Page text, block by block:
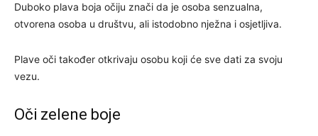
Duboko plava boja očiju znači da je osoba senzualna,
otvorena osoba u društvu, ali istodobno nježna i osjetljiva.
Plave oči također otkrivaju osobu koji će sve dati za svoju
vezu.
Oči zelene boje